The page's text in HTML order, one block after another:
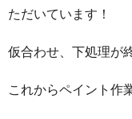
ただいています！
仮合わせ、下処理が
これからペイント作